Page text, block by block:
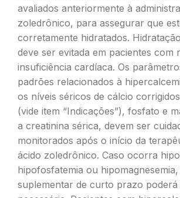
avaliados anteriormente à
zoledrônico, para assegurar que
corretamente hidratados.
deve ser evitada em pacientes com
insuficiência cardíaca. Os
padrões relacionados à
os níveis séricos de cálcio
(vide item “Indicações”), fosfato e
a creatinina sérica, devem ser
monitorados após o início da
ácido zoledrônico. Caso ocorra
hipofosfatemia ou
suplementar de curto prazo poderá